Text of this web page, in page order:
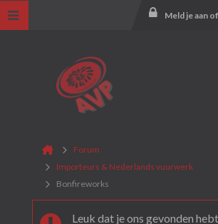
Meld je aan
Forum
Importeurs & Nederlands vuurwerk
Bonfireworks
Leuk dat je ons gevonden